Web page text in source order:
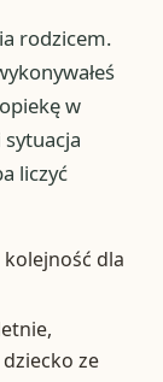
rodzicem.
w
liczyć
dla
ze